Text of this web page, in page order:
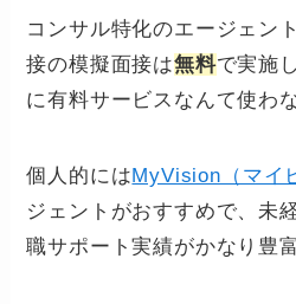
コンサル特化のエージェン
接の模擬面接は無料で実施
に有料サービスなんて使わ
個人的にはMyVision（マイ
ジェントがおすすめで、未
職サポート実績がかなり豊